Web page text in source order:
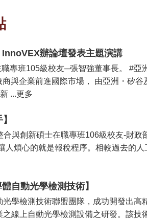
辦論壇發表主題演講
專班105級校友─張智強董事長。 #亞
與企業前進國際市場， 由亞洲・矽
...更多
與創新碩士在職專班106級校友-財政
煩心的就是報稅程序。相較過去的人
自動光學檢測技術】
學檢測技術聯盟團隊，成功開發出高
線上自動光學檢測設備之研發。該技